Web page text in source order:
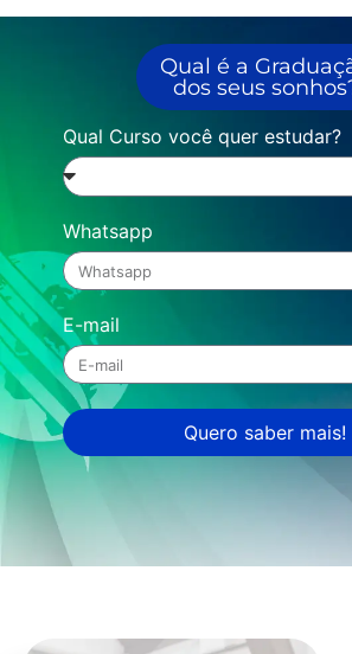
Qual é a
dos seus
Qual Curso você quer estudar?
Whatsapp
E-mail
Quero saber mais!